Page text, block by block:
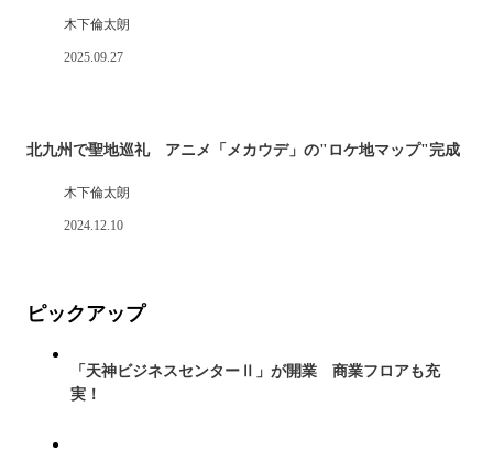
木下倫太朗
2025.09.27
北九州で聖地巡礼 アニメ「メカウデ」の"ロケ地マップ"完成
木下倫太朗
2024.12.10
ピックアップ
「天神ビジネスセンターⅡ」が開業 商業フロアも充
実！